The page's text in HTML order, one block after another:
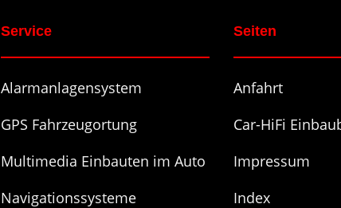
Service
Alarmanlagensystem
GPS Fahrzeugortung
Multimedia Einbauten im Auto
Navigationssysteme
Seiten
Anfahrt
Car-HiFi
Impressum
Index